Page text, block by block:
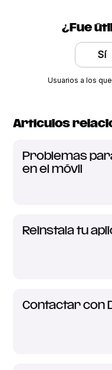
¿Fue
Sí
Usuarios a los
Artículos
Problemas
en el móvil
Reinstala tu
Contactar con